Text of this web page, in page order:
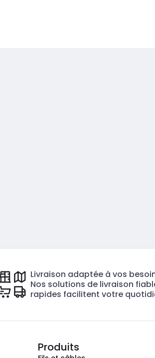
Livraison adaptée à vos
Nos solutions de livraison
rapides facilitent votre
Produits